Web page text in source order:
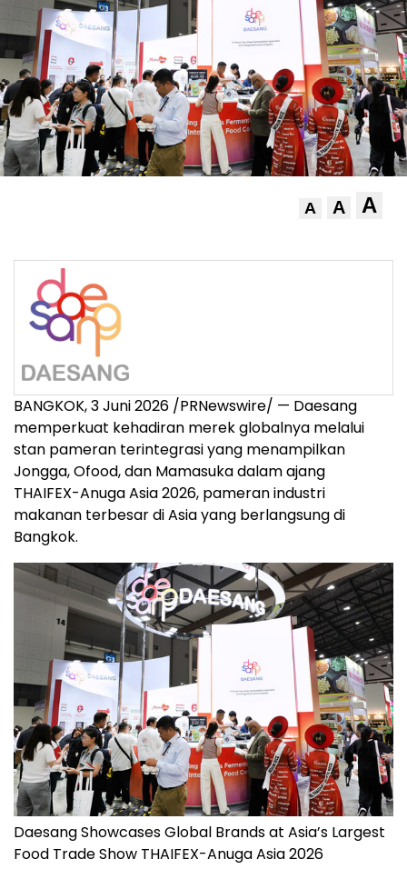
A A A
BANGKOK, 3 Juni 2026 /PRNewswire/ — Daesang
memperkuat kehadiran merek globalnya melalui
stan pameran terintegrasi yang menampilkan
Jongga, Ofood, dan Mamasuka dalam ajang
THAIFEX-Anuga Asia 2026, pameran industri
makanan terbesar di Asia yang berlangsung di
Bangkok.
Daesang Showcases Global Brands at Asia’s Largest
Food Trade Show THAIFEX-Anuga Asia 2026